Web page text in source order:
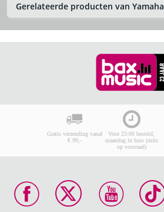
Gerelateerde producten van Yamaha
Gratis verzending vanaf
€ 99,-
Voor 23:00 besteld,
maandag in huis (mits
op voorraad)